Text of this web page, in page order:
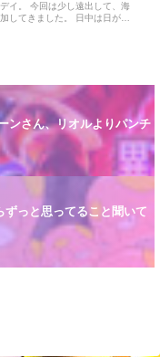
イ。 今回は少し遠出して、海
してきました。 日中は日が照
…。 ついでに同時に開催され
ンテイのマックスバトルにも
んか避けてもダメージが軽減
みたいですが、無事に討伐成
違いをゲ…
ンさん、リオルよりパンチ
ずっと思ってること聞いて